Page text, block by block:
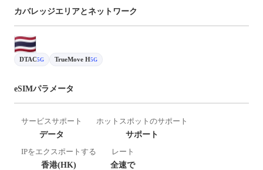
カバレッジエリアとネットワーク
DTAC5G TrueMove H5G
eSIMパラメータ
サービスサポート
データ
ホットスポットのサポート
サポート
IPをエクスポートする
香港(HK)
レート
全速で